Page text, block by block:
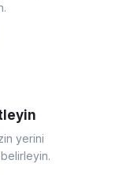
yerini